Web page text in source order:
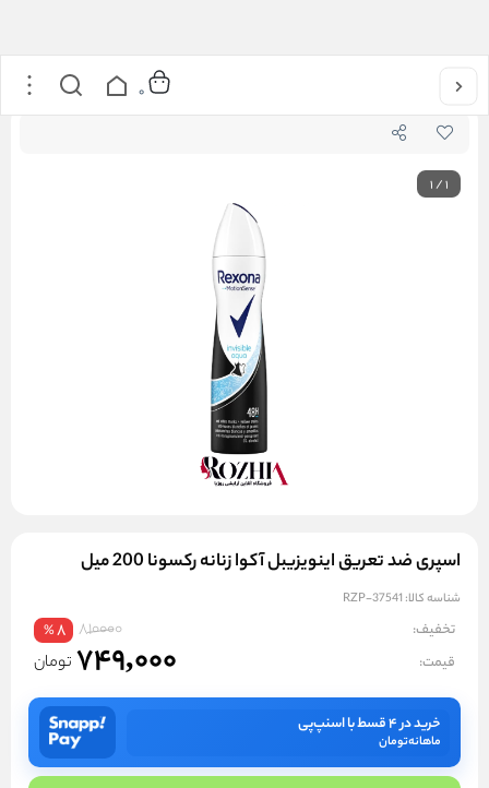
خانه اسپری ضد تعریق اینویزیبل آکوا زنانه رکسونا 200 میل
0
1/1
اسپری ضد تعریق اینویزیبل آکوا زنانه رکسونا 200 میل
شناسه کالا: RZP-37541
تخفیف: 810000
8
%
قیمت: 749,000 تومان
خرید در ۴ قسط با اسنپ‌پی
ماهانهتومان